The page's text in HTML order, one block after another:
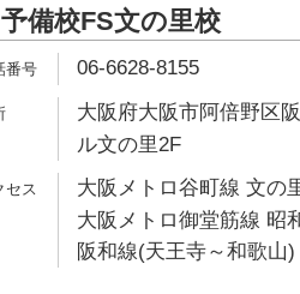
備校FS文の里校
06-6628-8155
大阪府大阪市阿倍野区
ル文の里2F
大阪メトロ谷町線 文の
大阪メトロ御堂筋線 昭
阪和線(天王寺～和歌山